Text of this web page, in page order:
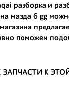
запас
разборка и
мазда 6 gg
поможем
ЗАПЧАСТИ К